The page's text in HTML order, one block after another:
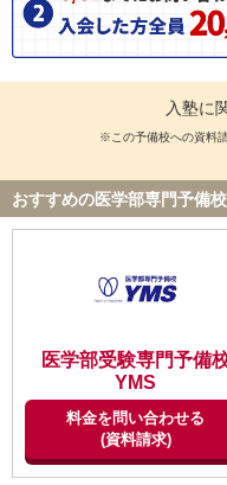
特待制度などが緩く、特待が貰やす
かと思います。共通テストで７割程
割以上であれば全額免除だったと思い
りやすい授業であった点。 先生たち
すい点。 授業の受講の有無を自由に
バイスをしてくれた点。
入塾に
※この予備校への資料
おすすめの医学部専門予備
医学部受験専門予備
YMS
料金を問い合わせる
(資料請求)